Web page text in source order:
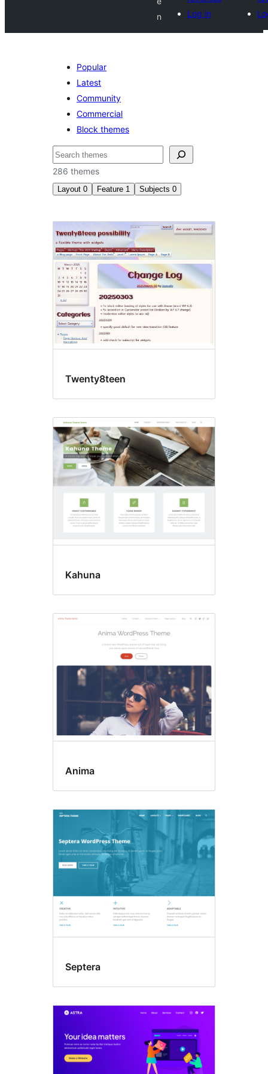
n
Log in
Popular
Latest
Community
Commercial
Block themes
Buscar
286 themes
Layout 0 Feature 1 Subjects 0
Microformatos
Twenty8teen
Kahuna
Anima
Septera